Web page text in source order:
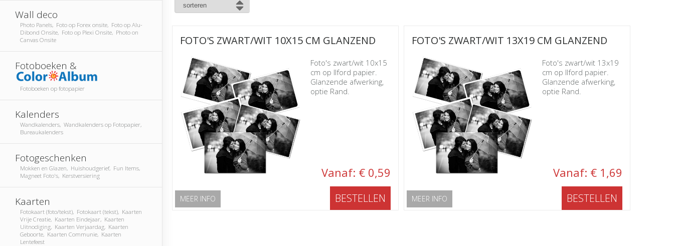
Wall deco
Photo Panels, Foto op Forex onsite, Foto op Alu-
Dibond Onsite, Foto op Plexi Onsite, Photo on
Canvas Onsite
Fotoboeken &
Fotoboeken op fotopapier
Kalenders
Wandkalenders, Wandkalenders op Fotopapier,
Bureaukalenders
Fotogeschenken
Mokken en Glazen, Huishoudgerief, Fun Items,
Magneet Foto's, Kerstversiering
Kaarten
Fotokaart (foto/tekst), Fotokaart (tekst), Kaarten
Vrije Creatie, Kaarten Eindejaar, Kaarten
Uitnodiging, Kaarten Verjaardag, Kaarten
Geboorte, Kaarten Communie, Kaarten
Lentefeest
FOTO'S ZWART/WIT 10X15 CM GLANZEND
Foto's zwart/wit 10x15
cm op Ilford papier.
Glanzende afwerking,
optie Rand.
MEER INFO
Vanaf: € 0,59
BESTELLEN
FOTO'S ZWART/WIT 13X19 CM GLANZEND
Foto's zwart/wit 13x19
cm op Ilford papier.
Glanzende afwerking,
optie Rand.
MEER INFO
Vanaf: € 1,69
BESTELLEN